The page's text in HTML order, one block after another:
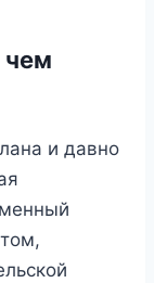
чем
и давно